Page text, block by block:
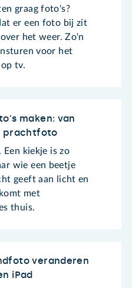
graag foto's?
er een foto bij zit
het weer. Zo'n
voor het
tv.
maken: van
prachtfoto
Een kiekje is zo
wie een beetje
geeft aan licht en
met
thuis.
veranderen
iPad